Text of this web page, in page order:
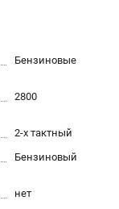
Бензиновые
2800
2-х тактный
Бензиновый
нет